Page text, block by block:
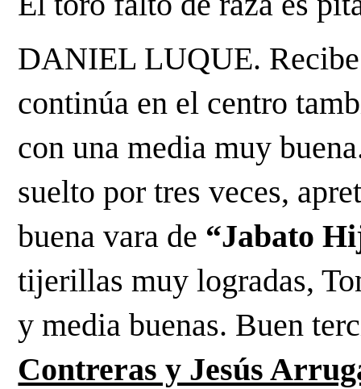
DANIEL LUQUE.
continúa en el centro
con una media muy
suelto por tres veces,
buena vara de “Jabato
tijerillas muy logradas,
y media buenas. Buen
Contreras y Jesús